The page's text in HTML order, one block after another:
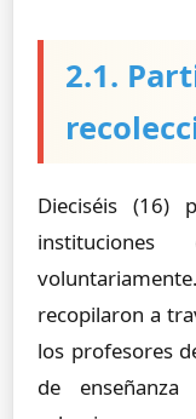
2.1.
Dieciséis (16)
recopilaron a
los profesores
de